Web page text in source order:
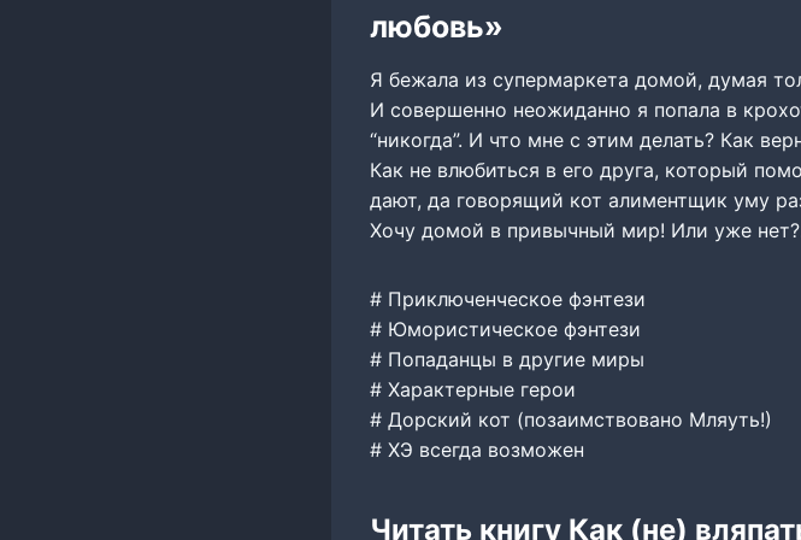
любовь»
Я бежала из супермаркета домой, думая
И совершенно неожиданно я попала в
“никогда”. И что мне с этим делать? Как
Как не влюбиться в его друга, который
дают, да говорящий кот алиментщик уму
Хочу домой в привычный мир! Или уже
# Приключенческое фэнтези
# Юмористическое фэнтези
# Попаданцы в другие миры
# Характерные герои
# Дорский кот (позаимствовано Мляуть!)
# ХЭ всегда возможен
Читать книгу Как (не)